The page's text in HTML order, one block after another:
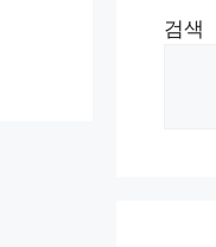
검색